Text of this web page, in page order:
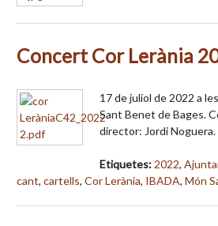
Concert Cor Lerània
17 de juliol de 2022 a
Sant Benet de Bages.
director: Jordi Noguera.
Etiquetes: 2022,
cant, cartells, Cor Lerània, IBADA, Món